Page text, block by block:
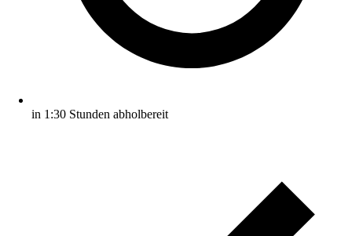
in 1:30 Stunden abholbereit